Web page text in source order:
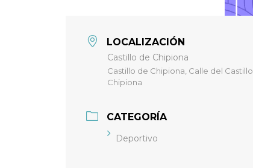
LOCALIZACIÓN
Castillo de Chipiona
Castillo de Chipiona, Calle del Castillo,
Chipiona
CATEGORÍA
Deportivo